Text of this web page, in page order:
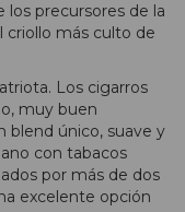
los precursores de la
criollo más culto de
Los cigarros
muy buen
blend único, suave y
con tabacos
por más de dos
excelente opción